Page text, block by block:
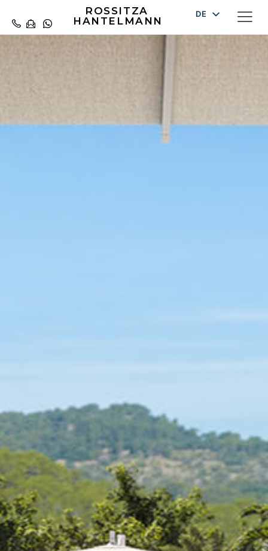
ROSSITZA
HANTELMANN
DE
EN